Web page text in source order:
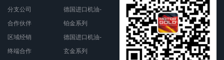
分支公司
合作伙伴
区域经销
终端合作
德国进口机油-
铂金系列
德国进口机油-
玄金系列